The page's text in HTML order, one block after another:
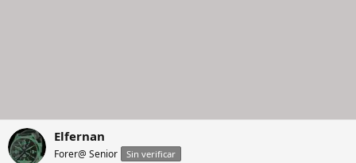
Elfernan
Forer@ Senior Sin verificar